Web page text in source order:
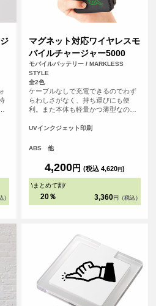
）
マグネット対応ワイヤレスモ
バイルチャージャー5000
モバイルバッテリー / MARKLESS
STYLE
全2色
ケーブルなしで充電できるのでわず
らわしさがなく、持ち運びにも便
利。また本体も軽量かつ薄型なの
さばらず便利なモバイルバッテリー
UVインクジェット印刷
ABS 他
4,200円 (税込 4,620円)
\まとめて割/
20％ 3,360 円（税込）